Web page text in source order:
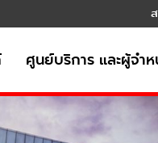
ศูนย์บริการ และผู้จำ